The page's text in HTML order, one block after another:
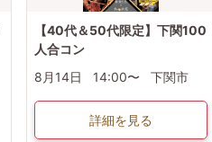
【40代＆50代限定】下関100
人合コン
8月14日
14:00〜 下関市
詳細を見る